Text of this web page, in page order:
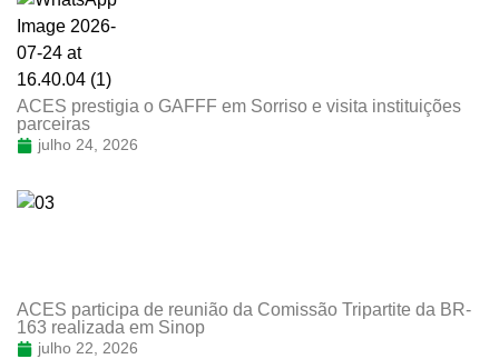
ACES prestigia o GAFFF em Sorriso e visita instituições
parceiras
julho 24, 2026
ACES participa de reunião da Comissão Tripartite da BR-
163 realizada em Sinop
julho 22, 2026